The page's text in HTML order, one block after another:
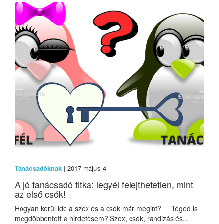
Tanácsadóknak | 2017 május 4
A jó tanácsadó titka: legyél felejthetetlen, mint
az első csók!
Hogyan kerül ide a szex és a csók már megint? Téged is
megdöbbentett a hirdetésem? Szex, csók, randizás és...